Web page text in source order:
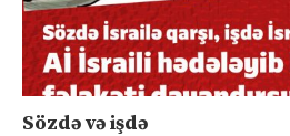
Sözdə və işdə